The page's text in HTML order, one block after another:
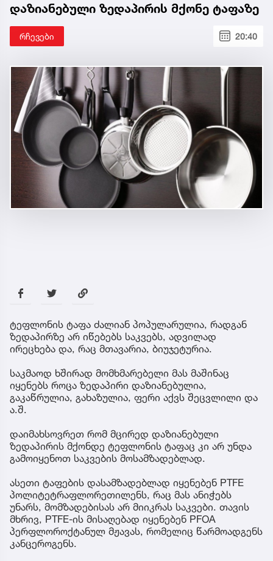
დაზიანებული ზედაპირის მქონე ტაფაზე
რჩევები 20:40
ტეფლონის ტაფა ძალიან პოპულარულია, რადგან
ზედაპირზე არ იწებებს საკვებს, ადვილად
ირეცხება და, რაც მთავარია, ბიუჯეტურია.
საკმაოდ ხშირად მომხმარებელი მას მაშინაც
იყენებს როცა ზედაპირი დაზიანებულია,
გაკაწრულია, გახაზულია, ფერი აქვს შეცვლილი და
ა.შ.
დაიმახსოვრეთ რომ მცირედ დაზიანებული
ზედაპირის მქონდე ტეფლონის ტაფაც კი არ უნდა
გამოიყენოთ საკვების მოსამზადებლად.
ასეთი ტაფების დასამზადებლად იყენებენ PTFE
პოლიტეტრაფლორეთილენს, რაც მას ანიჭებს
უნარს, მომზადებისას არ მიიკრას საკვები. თავის
მხრივ, PTFE-ის მისაღებად იყენებენ PFOA
პერფლოროქტანულ მჟავას, რომელიც წარმოადგენს
კანცეროგენს.